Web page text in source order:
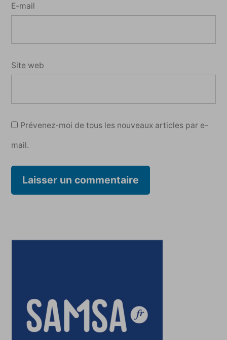
E-mail
Site web
Prévenez-moi de tous les nouveaux articles par e-
mail.